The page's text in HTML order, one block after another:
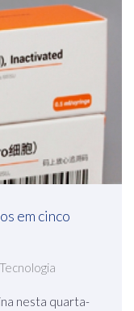
em cinco
nesta quarta-